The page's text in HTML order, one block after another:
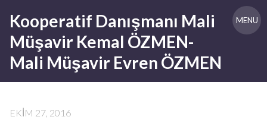
content
Kooperatif Danışmanı Mali
Müşavir Kemal ÖZMEN-
Mali Müşavir Evren ÖZMEN
MENU
EKIM 27, 2016